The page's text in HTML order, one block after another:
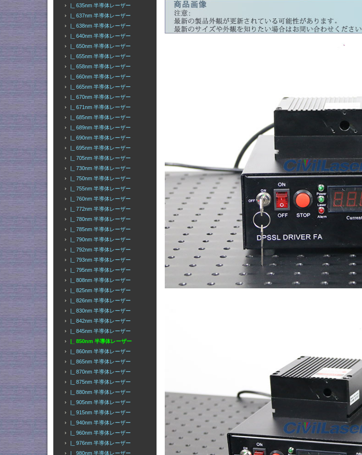
|_ 635nm 半導体レーザー
|_ 637nm 半導体レーザー
|_ 638nm 半導体レーザー
|_ 640nm 半導体レーザー
|_ 650nm 半導体レーザー
|_ 655nm 半導体レーザー
|_ 658nm 半導体レーザー
|_ 660nm 半導体レーザー
|_ 665nm 半導体レーザー
|_ 670nm 半導体レーザー
|_ 671nm 半導体レーザー
|_ 685nm 半導体レーザー
|_ 689nm 半導体レーザー
|_ 690nm 半導体レーザー
|_ 695nm 半導体レーザー
|_ 705nm 半導体レーザー
|_ 730nm 半導体レーザー
|_ 750nm 半導体レーザー
|_ 755nm 半導体レーザー
|_ 760nm 半導体レーザー
|_ 772nm 半導体レーザー
|_ 780nm 半導体レーザー
|_ 785nm 半導体レーザー
|_ 790nm 半導体レーザー
|_ 792nm 半導体レーザー
|_ 793nm 半導体レーザー
|_ 795nm 半導体レーザー
|_ 808nm 半導体レーザー
|_ 825nm 半導体レーザー
|_ 826nm 半導体レーザー
|_ 830nm 半導体レーザー
|_ 842nm 半導体レーザー
|_ 845nm 半導体レーザー
|_ 850nm 半導体レーザー
|_ 860nm 半導体レーザー
|_ 865nm 半導体レーザー
|_ 870nm 半導体レーザー
|_ 875nm 半導体レーザー
|_ 880nm 半導体レーザー
|_ 905nm 半導体レーザー
|_ 915nm 半導体レーザー
|_ 940nm 半導体レーザー
|_ 960nm 半導体レーザー
|_ 976nm 半導体レーザー
|_ 980nm 半導体レーザー